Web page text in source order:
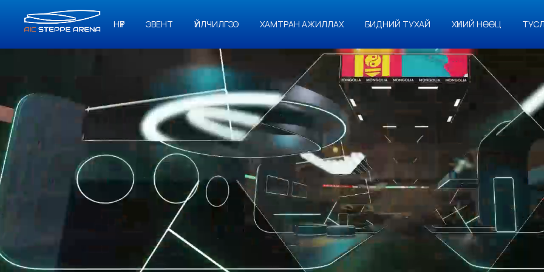
НҮҮР ЭВЕНТ ҮЙЛЧИЛГЭЭ ХАМТРАН АЖИЛЛАХ БИДНИЙ ТУХАЙ ХҮНИЙ НӨӨЦ